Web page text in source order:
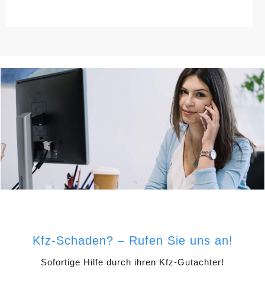
Kfz-Schaden? – Rufen Sie uns an!
Sofortige Hilfe durch ihren Kfz-Gutachter!